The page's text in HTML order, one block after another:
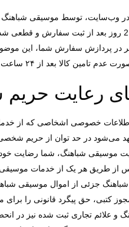
وب‌سایت، توسط موسیقی شباهنگ
اقلام در انتظار تامین سفارش شما بصورت سیستمی لغو خواهد شد.
رعایت
خصوصی اشخاصى که از
می‏‌شود در حد توان از حریم شخصی
موسیقی شباهنگ، شما رضایت
طریق هر یک از خدمات موسیقی
جزئی از اموال موسیقی
کتبی، حق پیگرد قانونی را
علائم تجاری ثبت شده نیز در